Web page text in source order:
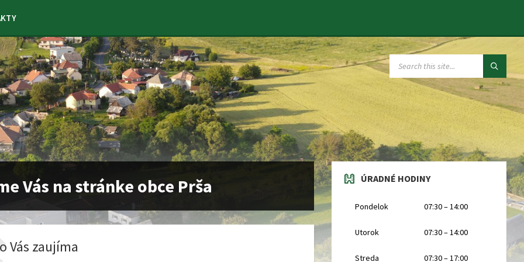
SEARCH:
Vás na stránke obce Prša
Vás zaujíma
ÚRADNÉ HODINY
Pondelok 07:30 – 14:00
Utorok 07:30 – 14:00
Streda 07:30 – 17:00